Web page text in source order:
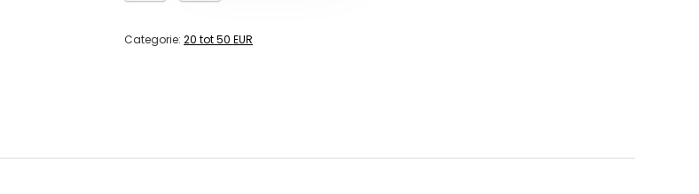
Categorie: 20 tot 50 EUR